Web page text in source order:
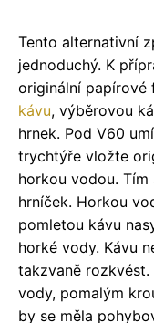
Tento alternativní
jednoduchý. K
originální
kávu, výběrovou
hrnek. Pod V60
trychtýře vložte
horkou vodou. Tím
hrníček. Horkou
pomletou kávu
horké vody. Kávu
takzvaně
vody, pomalým
by se měla